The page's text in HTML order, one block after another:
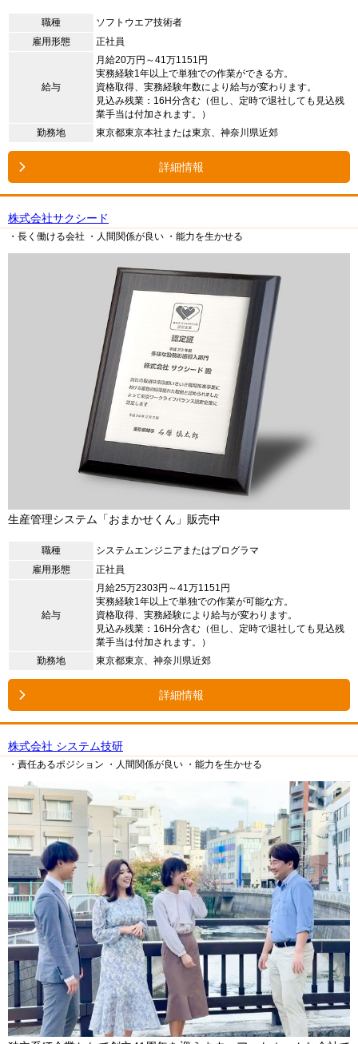
職種
ソフトウエア技術者
雇用形態
正社員
給与
月給20万円～41万1151円
実務経験1年以上で単独での作業ができる方。
資格取得、実務経験年数により給与が変わります。
見込み残業：16H分含む（但し、定時で退社しても見込残
業手当は付加されます。）
勤務地
東京都東京本社または東京、神奈川県近郊
詳細情報
株式会社サクシード
・長く働ける会社 ・人間関係が良い ・能力を生かせる
生産管理システム「おまかせくん」販売中
職種
システムエンジニアまたはプログラマ
雇用形態
正社員
給与
月給25万2303円～41万1151円
実務経験1年以上で単独での作業が可能な方。
資格取得、実務経験により給与が変わります。
見込み残業：16H分含む（但し、定時で退社しても見込残
業手当は付加されます。）
勤務地
東京都東京、神奈川県近郊
詳細情報
株式会社 システム技研
・責任あるポジション ・人間関係が良い ・能力を生かせる